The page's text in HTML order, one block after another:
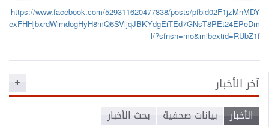
https://www.facebook.com/529311620477838/posts/pfbid02F1jzMnMDY
exFHHjbxrdWimdogHyH8mQ6SVijqJBKYdgEiTEd7GNsT8PEt24EPeDm
l/?sfnsn=mo&mibextid=RUbZ1f
آخر الأخبار
الأخبار بيانات صحفية بحث الأخبار